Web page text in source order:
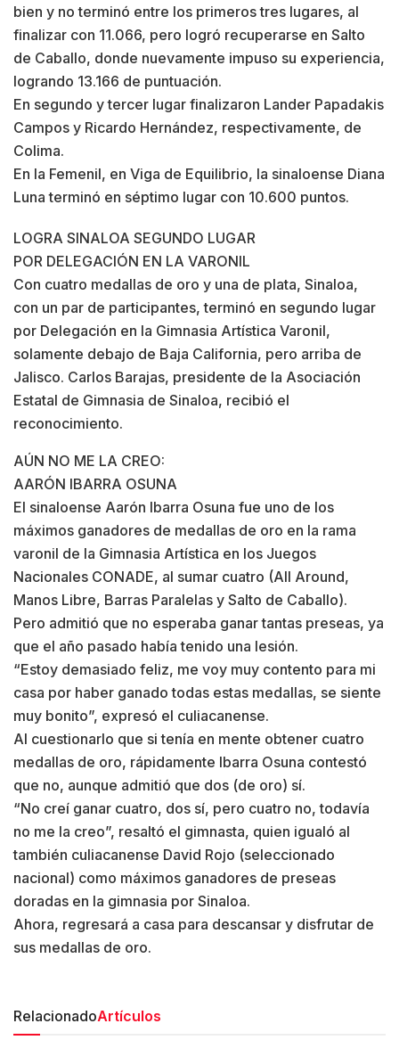
bien y no terminó entre los primeros tres lugares, al
finalizar con 11.066, pero logró recuperarse en Salto
de Caballo, donde nuevamente impuso su experiencia,
logrando 13.166 de puntuación.
En segundo y tercer lugar finalizaron Lander Papadakis
Campos y Ricardo Hernández, respectivamente, de
Colima.
En la Femenil, en Viga de Equilibrio, la sinaloense Diana
Luna terminó en séptimo lugar con 10.600 puntos.
LOGRA SINALOA SEGUNDO LUGAR
POR DELEGACIÓN EN LA VARONIL
Con cuatro medallas de oro y una de plata, Sinaloa,
con un par de participantes, terminó en segundo lugar
por Delegación en la Gimnasia Artística Varonil,
solamente debajo de Baja California, pero arriba de
Jalisco. Carlos Barajas, presidente de la Asociación
Estatal de Gimnasia de Sinaloa, recibió el
reconocimiento.
AÚN NO ME LA CREO:
AARÓN IBARRA OSUNA
El sinaloense Aarón Ibarra Osuna fue uno de los
máximos ganadores de medallas de oro en la rama
varonil de la Gimnasia Artística en los Juegos
Nacionales CONADE, al sumar cuatro (All Around,
Manos Libre, Barras Paralelas y Salto de Caballo).
Pero admitió que no esperaba ganar tantas preseas, ya
que el año pasado había tenido una lesión.
“Estoy demasiado feliz, me voy muy contento para mi
casa por haber ganado todas estas medallas, se siente
muy bonito”, expresó el culiacanense.
Al cuestionarlo que si tenía en mente obtener cuatro
medallas de oro, rápidamente Ibarra Osuna contestó
que no, aunque admitió que dos (de oro) sí.
“No creí ganar cuatro, dos sí, pero cuatro no, todavía
no me la creo”, resaltó el gimnasta, quien igualó al
también culiacanense David Rojo (seleccionado
nacional) como máximos ganadores de preseas
doradas en la gimnasia por Sinaloa.
Ahora, regresará a casa para descansar y disfrutar de
sus medallas de oro.
RelacionadoArtículos